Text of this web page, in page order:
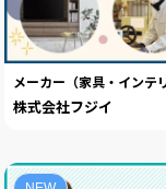
メーカー（家具・インテ
株式会社フジイ